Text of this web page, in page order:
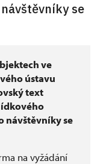
se
ve
ústavu
text
návštěvníky se
na vyžádání